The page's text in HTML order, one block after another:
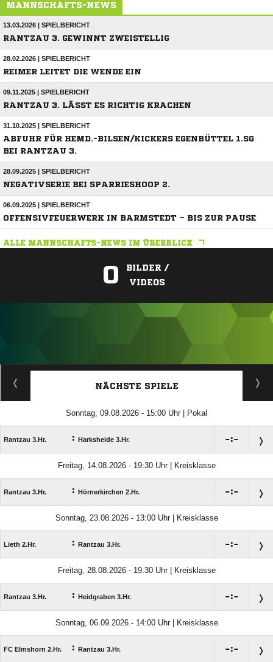
MANNSCHAFTS-NEWS
13.03.2026 | SPIELBERICHT
RANTZAU 3. GEWINNT ZWEISTELLIG
28.02.2026 | SPIELBERICHT
REIMER LEITET DIE WENDE EIN
09.11.2025 | SPIELBERICHT
RANTZAU 3. LÄSST ES RICHTIG KRACHEN
31.10.2025 | SPIELBERICHT
ABFUHR FÜR HEMD.-BILSEN/KICKERS EGENBÜTTEL 1.SG
BEI RANTZAU 3.
28.09.2025 | SPIELBERICHT
NEGATIVSERIE BEI SPARRIESHOOP 2.
06.09.2025 | SPIELBERICHT
OFFENSIVFEUERWERK IN BARMSTEDT – BIS ZUR PAUSE
ALLE MANNSCHAFTS-NEWS IM ÜBERBLICK
0
BILDER /
VIDEOS
ANZEIGE
NÄCHSTE SPIELE
Sonntag, 09.08.2026 - 15:00 Uhr | Pokal
Rantzau 3.Hr. : Harksheide 3.Hr. :
Freitag, 14.08.2026 - 19:30 Uhr | Kreisklasse
Rantzau 3.Hr. : Hörnerkirchen 2.Hr. :
Sonntag, 23.08.2026 - 13:00 Uhr | Kreisklasse
Lieth 2.Hr. : Rantzau 3.Hr. :
Freitag, 28.08.2026 - 19:30 Uhr | Kreisklasse
Rantzau 3.Hr. : Heidgraben 3.Hr. :
Sonntag, 06.09.2026 - 14:00 Uhr | Kreisklasse
FC Elmshorn 2.Hr. : Rantzau 3.Hr. :